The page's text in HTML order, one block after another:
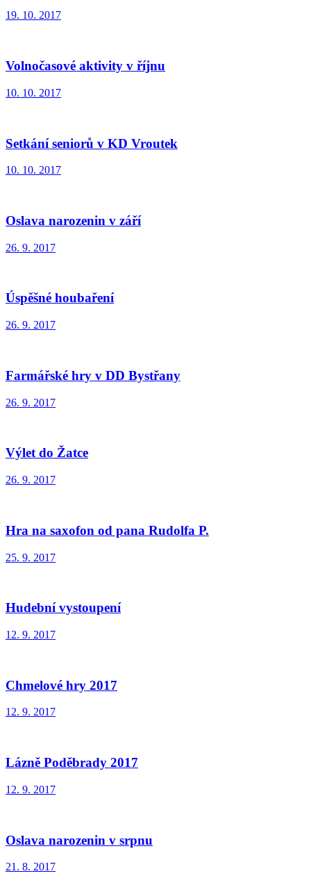
19. 10. 2017
Volnočasové aktivity v říjnu
10. 10. 2017
Setkání seniorů v KD Vroutek
10. 10. 2017
Oslava narozenin v září
26. 9. 2017
Úspěšné houbaření
26. 9. 2017
Farmářské hry v DD Bystřany
26. 9. 2017
Výlet do Žatce
26. 9. 2017
Hra na saxofon od pana Rudolfa P.
25. 9. 2017
Hudební vystoupení
12. 9. 2017
Chmelové hry 2017
12. 9. 2017
Lázně Poděbrady 2017
12. 9. 2017
Oslava narozenin v srpnu
21. 8. 2017